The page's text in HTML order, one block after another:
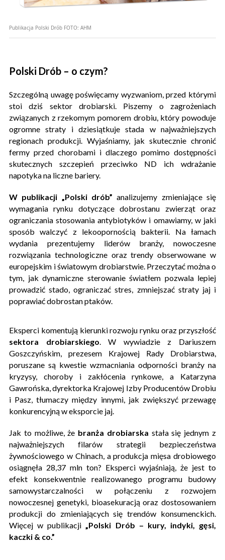
Publikacja Polski Drób FOTO: AHM
Polski Drób – o czym?
Szczególną uwagę poświęcamy wyzwaniom, przed którymi
stoi dziś sektor drobiarski. Piszemy o zagrożeniach
związanych z rzekomym pomorem drobiu, który powoduje
ogromne straty i dziesiątkuje stada w najważniejszych
regionach produkcji. Wyjaśniamy, jak skutecznie chronić
fermy przed chorobami i dlaczego pomimo dostępności
skutecznych szczepień przeciwko ND ich wdrażanie
napotyka na liczne bariery.
W publikacji „Polski drób” analizujemy zmieniające się
wymagania rynku dotyczące dobrostanu zwierząt oraz
ograniczania stosowania antybiotyków i omawiamy, w jaki
sposób walczyć z lekoopornością bakterii. Na łamach
wydania prezentujemy liderów branży, nowoczesne
rozwiązania technologiczne oraz trendy obserwowane w
europejskim i światowym drobiarstwie. Przeczytać można o
tym, jak dynamiczne sterowanie światłem pozwala lepiej
prowadzić stado, ograniczać stres, zmniejszać straty jaj i
poprawiać dobrostan ptaków.
Eksperci komentują kierunki rozwoju rynku oraz przyszłość
sektora drobiarskiego. W wywiadzie z Dariuszem
Goszczyńskim, prezesem Krajowej Rady Drobiarstwa,
poruszane są kwestie wzmacniania odporności branży na
kryzysy, choroby i zakłócenia rynkowe, a Katarzyna
Gawrońska, dyrektorka Krajowej Izby Producentów Drobiu
i Pasz, tłumaczy między innymi, jak zwiększyć przewagę
konkurencyjną w eksporcie jaj.
Jak to możliwe, że branża drobiarska stała się jednym z
najważniejszych filarów strategii bezpieczeństwa
żywnościowego w Chinach, a produkcja mięsa drobiowego
osiągnęła 28,37 mln ton? Eksperci wyjaśniają, że jest to
efekt konsekwentnie realizowanego programu budowy
samowystarczalności w połączeniu z rozwojem
nowoczesnej genetyki, bioasekuracją oraz dostosowaniem
produkcji do zmieniających się trendów konsumenckich.
Więcej w publikacji„Polski Drób – kury, indyki, gęsi,
kaczki & co.”